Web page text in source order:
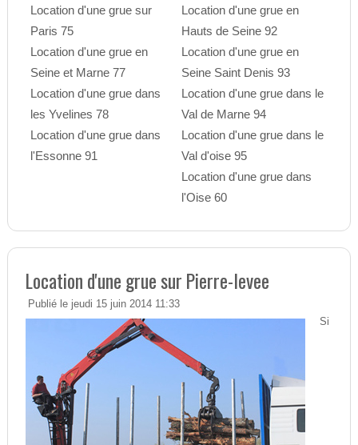
Location d'une grue sur
Paris 75
Location d'une grue en
Seine et Marne 77
Location d'une grue dans
les Yvelines 78
Location d'une grue dans
l'Essonne 91
Location d'une grue en
Hauts de Seine 92
Location d'une grue en
Seine Saint Denis 93
Location d'une grue dans le
Val de Marne 94
Location d'une grue dans le
Val d'oise 95
Location d'une grue dans
l'Oise 60
Location d'une grue sur Pierre-levee
Publié le jeudi 15 juin 2014 11:33
Si